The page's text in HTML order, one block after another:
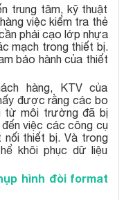
trung tâm, kỹ thuật
việc kiểm tra thẻ
phải cạo lớp nhựa
mạch trong thiết bị.
bảo hành của thiết
hàng, KTV của
được rằng các bo
từ môi trường đã bị
việc các công cụ
nối thiết bị. Và trong
khôi phục dữ liệu
hình đòi format